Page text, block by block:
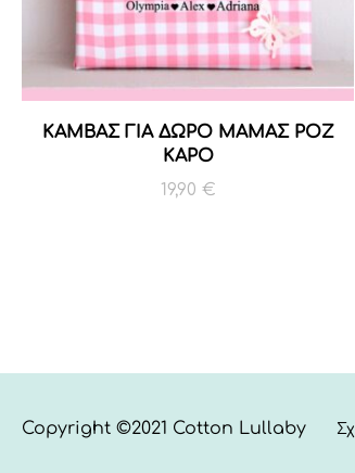
ΚΑΜΒΑΣ ΓΙΑ ΔΩΡΟ ΜΑΜΑΣ ΡΟΖ
ΚΑΡΟ
19,90 €
Copyright ©2021 Cotton Lullaby